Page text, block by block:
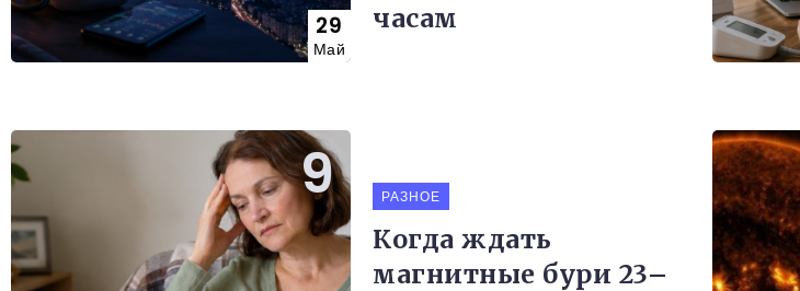
29
Май
часам
РАЗНОЕ
Когда ждать
магнитные бури 23–